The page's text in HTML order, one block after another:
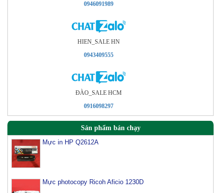
0946091989
HIEN_SALE HN
0943409555
ÐÀO_SALE HCM
0916098297
Sản phẩm bán chạy
Mực in HP Q2612A
Mực photocopy Ricoh Aficio 1230D